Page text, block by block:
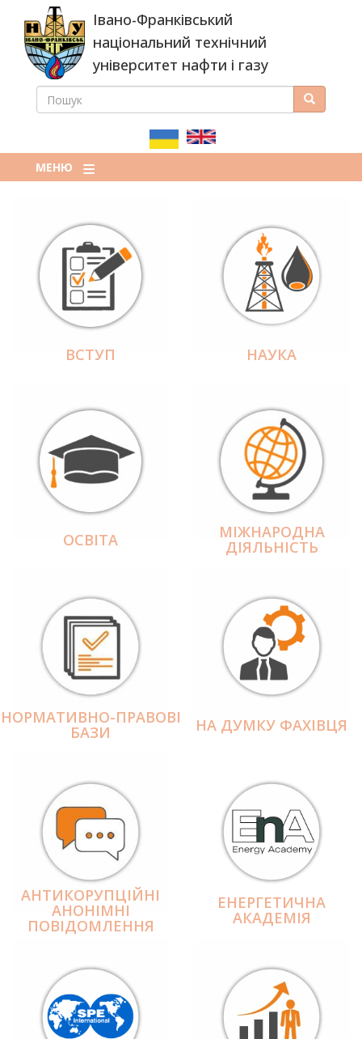
основного
вмісту
Івано-Франківський
національний технічний
університет нафти і газу
ПОШУКОВА
ПОШУК Пошук
МЕНЮ
ВСТУП НАУКА
ОСВІТА МІЖНАРОДНА
ДІЯЛЬНІCТЬ
НОРМАТИВНО-ПРАВОВІ
БАЗИ НА ДУМКУ ФАХІВЦЯ
АНТИКОРУПЦІЙНІ
АНОНІМНІ
ПОВІДОМЛЕННЯ
ЕНЕРГЕТИЧНА
АКАДЕМІЯ